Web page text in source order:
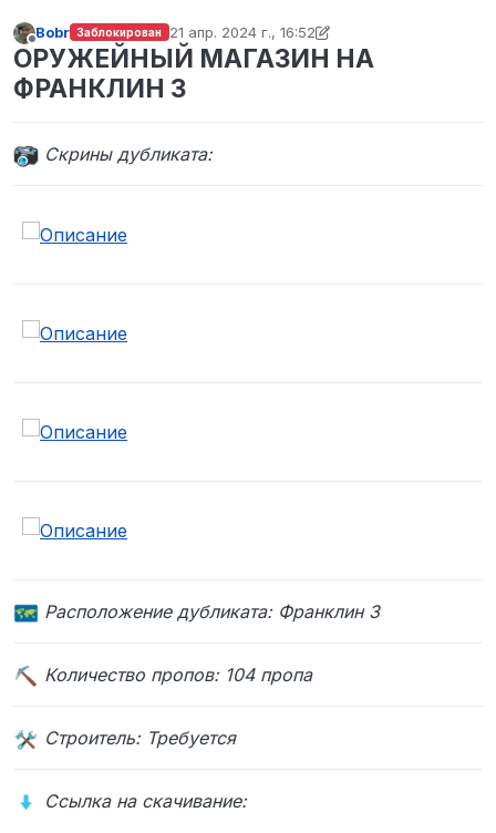
Не в сети
Bobr Заблокирован 21 апр. 2024 г., 16:52
отредактировано Bobr
ОРУЖЕЙНЫЙ МАГАЗИН НА
ФРАНКЛИН 3
Cкрины дубликата:
Расположение дубликата: Франклин 3
Количество пропов: 104 пропа
Строитель: Требуется
Ссылка на скачивание: